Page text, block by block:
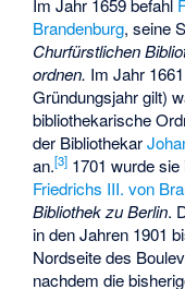
Im Jahr 1659 befahl
Brandenburg, seine
Churfürstlichen
ordnen. Im Jahr
Gründungsjahr gilt)
bibliothekarische
der Bibliothekar
an.[3] 1701 wurde sie
Friedrichs III. von
Bibliothek zu Berlin.
in den Jahren 1901
Nordseite des
nachdem die